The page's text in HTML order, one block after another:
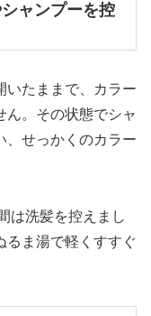
ャンプーを控
いたままで、カラー
ん。その状態でシャ
、せっかくのカラー
は洗髪を控えまし
るま湯で軽くすすぐ